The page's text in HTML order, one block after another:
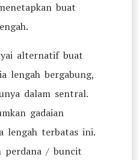
buat
alternatif buat
lengah bergabung,
dalam sentral.
gadaian
lengah terbatas ini.
perdana / buncit